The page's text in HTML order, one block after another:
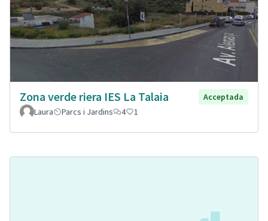
Zona verde riera IES La Talaia
Acceptada
Laura
Parcs i Jardins 4 1